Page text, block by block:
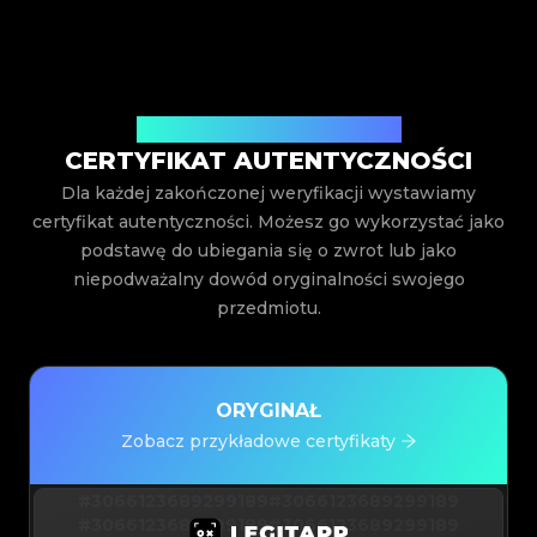
CERTYFIKAT AUTENTYCZNOŚCI
Dla każdej zakończonej weryfikacji wystawiamy
certyfikat autentyczności. Możesz go wykorzystać jako
podstawę do ubiegania się o zwrot lub jako
niepodważalny dowód oryginalności swojego
przedmiotu.
ORYGINAŁ
Zobacz przykładowe certyfikaty
#3066123689299189#3066123689299189